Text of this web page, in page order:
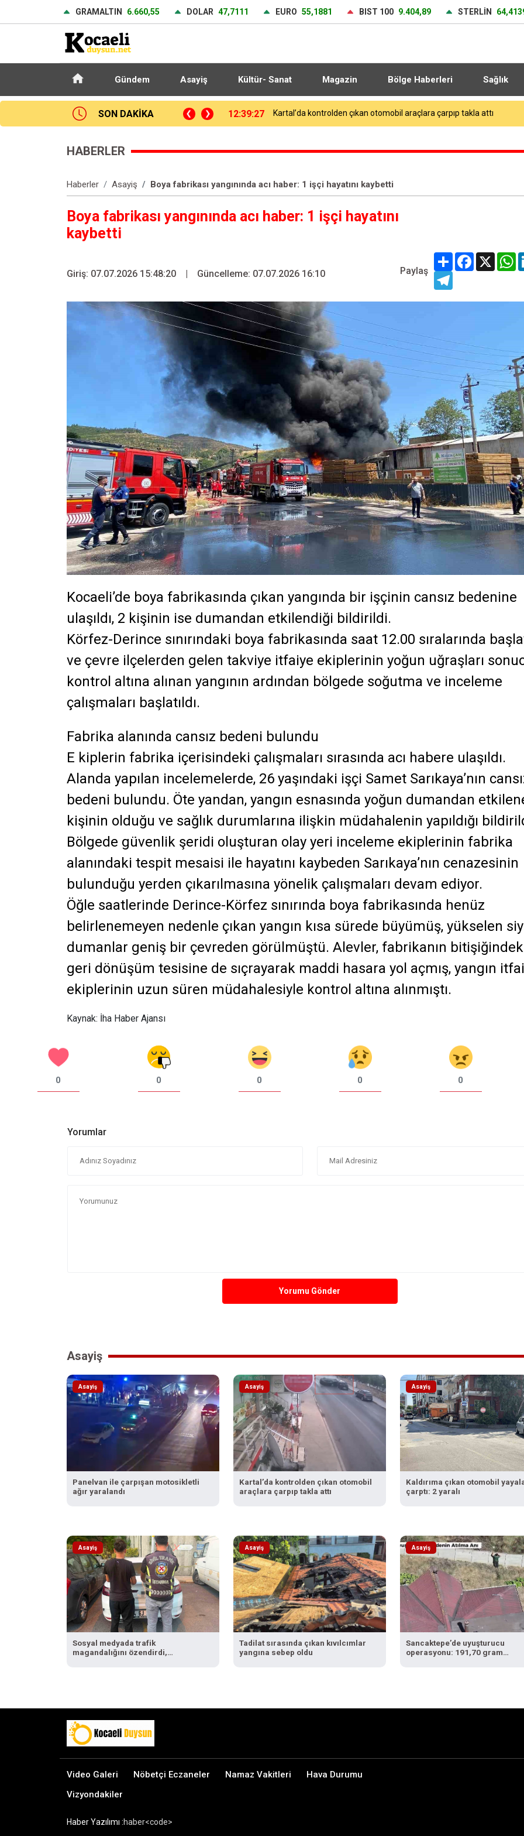
GRAMALTIN 6.660,55 DOLAR 47,7111 EURO 55,1881 BIST 100 9.404,89 STERLİN
Gündem Asayiş Kültür- Sanat Magazin Bölge Haberleri Sağlık
SON DAKİKA
otomobil araçlara çarpıp takla attı 12:33:49 Trendyol 1. Lig’de günün VAR’ları açıklandı
HABERLER
Haberler Asayiş Boya fabrikası yangınında acı haber: 1 işçi hayatını kaybetti
Boya fabrikası yangınında acı haber: 1 işçi hayatını
kaybetti
Giriş: 07.07.2026 15:48:20 | Güncelleme: 07.07.2026 16:10 Paylaş
ShareFacebook
X
Telegram
Kocaeli’de boya fabrikasında çıkan yangında bir işçinin cansız bedenine
ulaşıldı, 2 kişinin ise dumandan etkilendiği bildirildi.
Körfez-Derince sınırındaki boya fabrikasında saat 12.00 sıralarında
ve çevre ilçelerden gelen takviye itfaiye ekiplerinin yoğun uğraşları
kontrol altına alınan yangının ardından bölgede soğutma ve inceleme
çalışmaları başlatıldı.
Fabrika alanında cansız bedeni bulundu
E kiplerin fabrika içerisindeki çalışmaları sırasında acı habere ulaşıldı.
Alanda yapılan incelemelerde, 26 yaşındaki işçi Samet Sarıkaya’nın
bedeni bulundu. Öte yandan, yangın esnasında yoğun dumandan
kişinin olduğu ve sağlık durumlarına ilişkin müdahalenin yapıldığı
Bölgede güvenlik şeridi oluşturan olay yeri inceleme ekiplerinin fabrika
alanındaki tespit mesaisi ile hayatını kaybeden Sarıkaya’nın cenazesinin
bulunduğu yerden çıkarılmasına yönelik çalışmaları devam ediyor.
Öğle saatlerinde Derince-Körfez sınırında boya fabrikasında henüz
belirlenemeyen nedenle çıkan yangın kısa sürede büyümüş, yükselen
dumanlar geniş bir çevreden görülmüştü. Alevler, fabrikanın
geri dönüşüm tesisine de sıçrayarak maddi hasara yol açmış, yangın
ekiplerinin uzun süren müdahalesiyle kontrol altına alınmıştı.
Kaynak: İha Haber Ajansı
0 0 0 0 0
Yorumlar
Yorumu Gönder
Asayiş
Asayiş
Panelvan ile çarpışan motosikletli
ağır yaralandı
Asayiş
Kartal’da kontrolden çıkan otomobil
araçlara çarpıp takla attı
Asayiş
Kaldırıma çıkan otomobil
çarptı: 2 yaralı
Asayiş
Sosyal medyada trafik
magandalığını özendirdi,
Asayiş
Tadilat sırasında çıkan kıvılcımlar
yangına sebep oldu
Asayiş
Sancaktepe’de uyuşturucu
operasyonu: 191,70 gram
Video Galeri Nöbetçi Eczaneler Namaz Vakitleri
Hava Durumu
Vizyondakiler
Haber Yazılımı :haber<code>